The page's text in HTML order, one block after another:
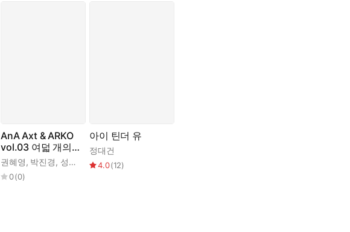
,김유담,김병운,문지혁 ,이미상,송호근
AnA Axt & ARKO
vol.03 여덟 개의
빛
권혜영, 박진경, 성해나 ,송재영,이선진
0(0)
아이 틴더 유
정대건
4.0(12)